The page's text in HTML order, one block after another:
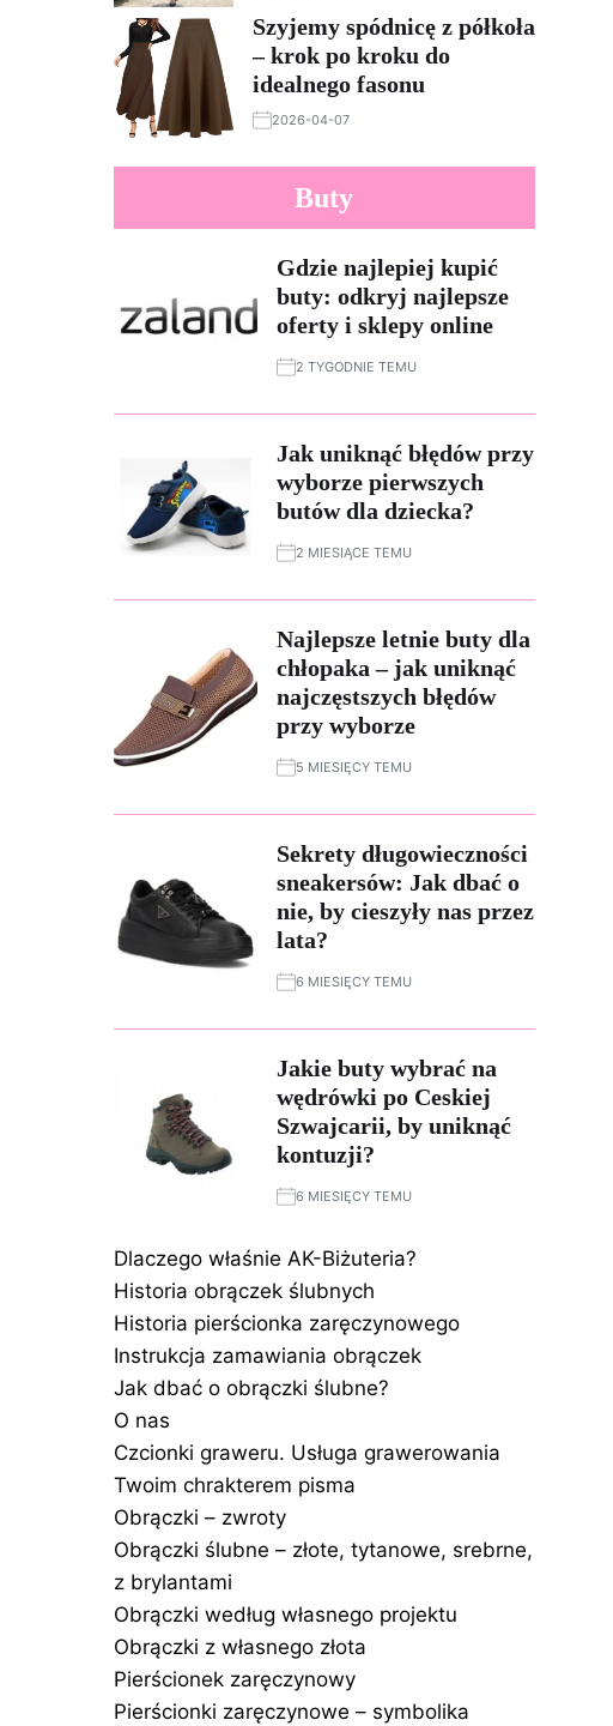
Szyjemy spódnicę z półkoła
– krok po kroku do
idealnego fasonu
2026-04-07
Buty
Gdzie najlepiej kupić
buty: odkryj najlepsze
oferty i sklepy online
2 TYGODNIE TEMU
Jak uniknąć błędów przy
wyborze pierwszych
butów dla dziecka?
2 MIESIĄCE TEMU
Najlepsze letnie buty dla
chłopaka – jak uniknąć
najczęstszych błędów
przy wyborze
5 MIESIĘCY TEMU
Sekrety długowieczności
sneakersów: Jak dbać o
nie, by cieszyły nas przez
lata?
6 MIESIĘCY TEMU
Jakie buty wybrać na
wędrówki po Ceskiej
Szwajcarii, by uniknąć
kontuzji?
6 MIESIĘCY TEMU
Dlaczego właśnie AK-Biżuteria?
Historia obrączek ślubnych
Historia pierścionka zaręczynowego
Instrukcja zamawiania obrączek
Jak dbać o obrączki ślubne?
O nas
Czcionki graweru. Usługa grawerowania
Twoim chrakterem pisma
Obrączki – zwroty
Obrączki ślubne – złote, tytanowe, srebrne,
z brylantami
Obrączki według własnego projektu
Obrączki z własnego złota
Pierścionek zaręczynowy
Pierścionki zaręczynowe – symbolika